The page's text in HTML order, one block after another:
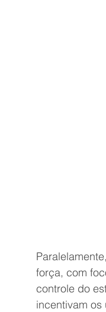
força, com
controle do
incentivam os